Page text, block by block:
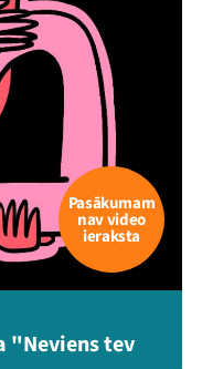
Pasākumam
nav video
ieraksta
"Neviens tev